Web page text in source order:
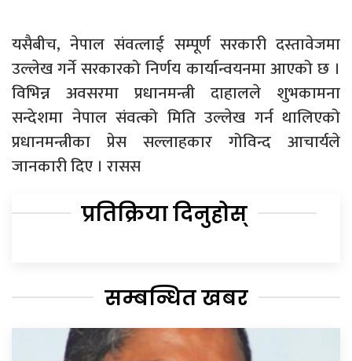
यसैबीच, नेपाल संवत्लाई सम्पूर्ण सरकारी दस्तावेजमा
उल्लेख गर्ने सरकारको निर्णय कार्यान्वयनमा आएको छ ।
विभिन्न अवसरमा प्रधानमन्त्री दाहालले शुभकामना
सन्देशमा नेपाल संवत्को मिति उल्लेख गर्न थालिएको
प्रधानमन्त्रीका प्रेस सल्लाहकार गोविन्द आचार्यले
जानकारी दिए । रासस
प्रतिक्रिया दिनुहोस्
सम्बन्धित खबर